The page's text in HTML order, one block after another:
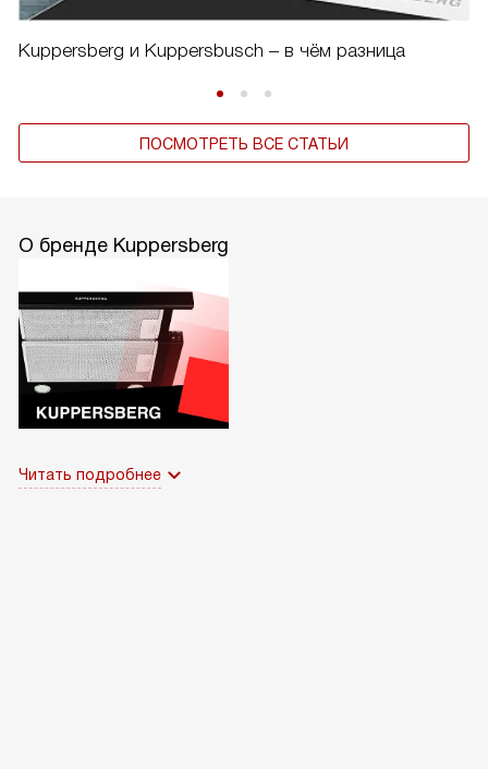
Kuppersberg и Kuppersbusch – в чём разница
ПОСМОТРЕТЬ ВСЕ СТАТЬИ
О бренде Kuppersberg
Читать подробнее